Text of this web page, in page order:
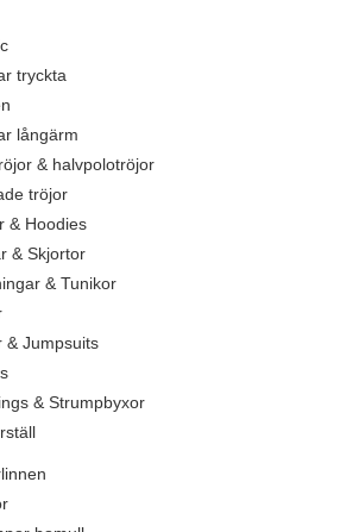
tryckta
långärm
& halvpolotröjor
tröjor
& Hoodies
& Skjortor
& Tunikor
& Jumpsuits
& Strumpbyxor